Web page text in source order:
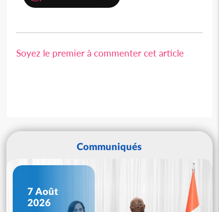
Soyez le premier à commenter cet article
Communiqués
7 Août
2026